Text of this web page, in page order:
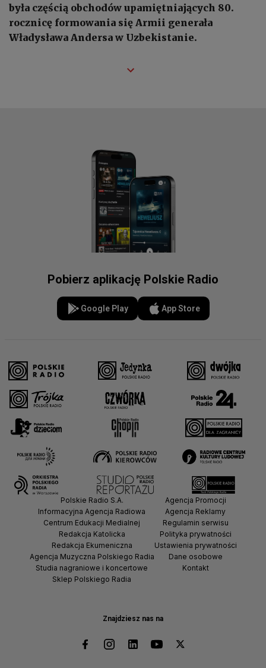
była częścią obchodów upamiętniających 80.
rocznicę formowania się Armii generała
Władysława Andersa w Uzbekistanie.
Pobierz aplikację Polskie Radio
Google Play App Store
Znajdziesz nas na
Polskie Radio S.A.
Informacyjna Agencja Radiowa
Centrum Edukacji Medialnej
Redakcja Katolicka
Redakcja Ekumeniczna
Agencja Muzyczna Polskiego Radia
Studia nagraniowe i koncertowe
Sklep Polskiego Radia
Agencja Promocji
Agencja Reklamy
Regulamin serwisu
Polityka prywatności
Ustawienia prywatności
Dane osobowe
Kontakt